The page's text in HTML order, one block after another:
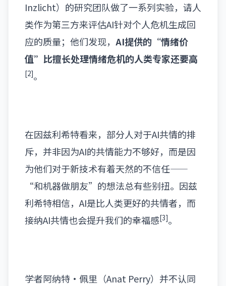
Inzlicht） 的研究团队做了一系列实验，请人
类作为第三方来评估AI针对个人危机生成回
应的质量；他们发现， AI提供的“情绪价
值”比擅长处理情绪危机的人类专家还要高
[2]。
在因兹利希特看来，部分人对于AI共情的排
斥，并非因为AI的共情能力不够好，而是因
为他们对于新技术有着天然的不信任——
“和机器做朋友”的想法总有些别扭。因兹
利希特相信，AI是比人类更好的共情者，而
接纳AI共情也会提升我们的幸福感[3]。
学者阿纳特·佩里 （Anat Perry） 并不认同